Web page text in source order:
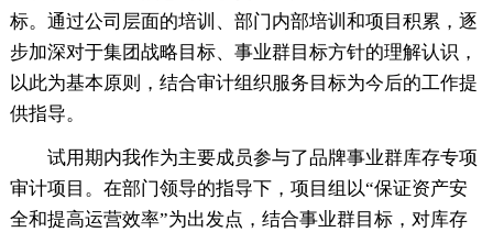
标。通过公司层面的培训、部门内部培训和项目积累，逐
步加深对于集团战略目标、事业群目标方针的理解认识，
以此为基本原则，结合审计组织服务目标为今后的工作提
供指导。
试用期内我作为主要成员参与了品牌事业群库存专项
审计项目。在部门领导的指导下，项目组以“保证资产安
全和提高运营效率”为出发点，结合事业群目标，对库存